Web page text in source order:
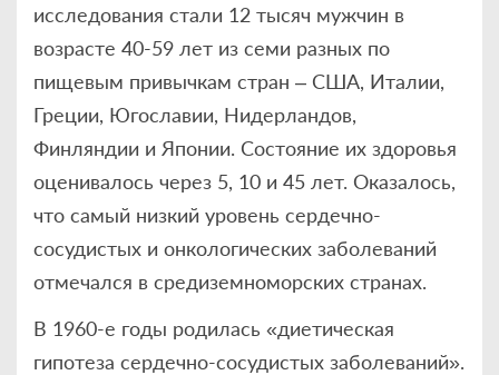
исследования стали 12 тысяч мужчин в
возрасте 40-59 лет из семи разных по
пищевым привычкам стран – США, Италии,
Греции, Югославии, Нидерландов,
Финляндии и Японии. Состояние их здоровья
оценивалось через 5, 10 и 45 лет. Оказалось,
что самый низкий уровень сердечно-
сосудистых и онкологических заболеваний
отмечался в средиземноморских странах.
В 1960-е годы родилась «диетическая
гипотеза сердечно-сосудистых заболеваний».